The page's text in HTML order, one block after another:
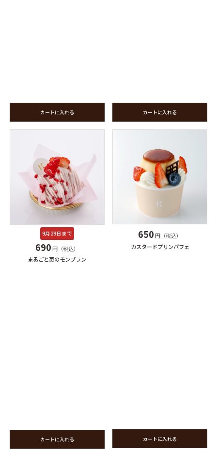
カートに入れる カートに入れる
9月29日まで
690円（税込）
まるごと苺のモンブラン
カートに入れる
650円（税込）
カスタードプリンパフェ
カートに入れる